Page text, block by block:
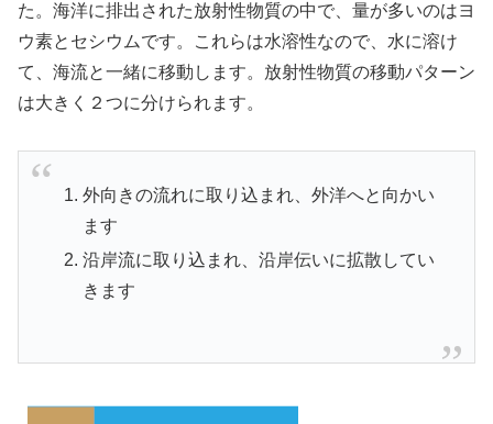
た。海洋に排出された放射性物質の中で、量が多いのはヨ
ウ素とセシウムです。これらは水溶性なので、水に溶け
て、海流と一緒に移動します。放射性物質の移動パターン
は大きく２つに分けられます。
外向きの流れに取り込まれ、外洋へと向かい
ます
沿岸流に取り込まれ、沿岸伝いに拡散してい
きます